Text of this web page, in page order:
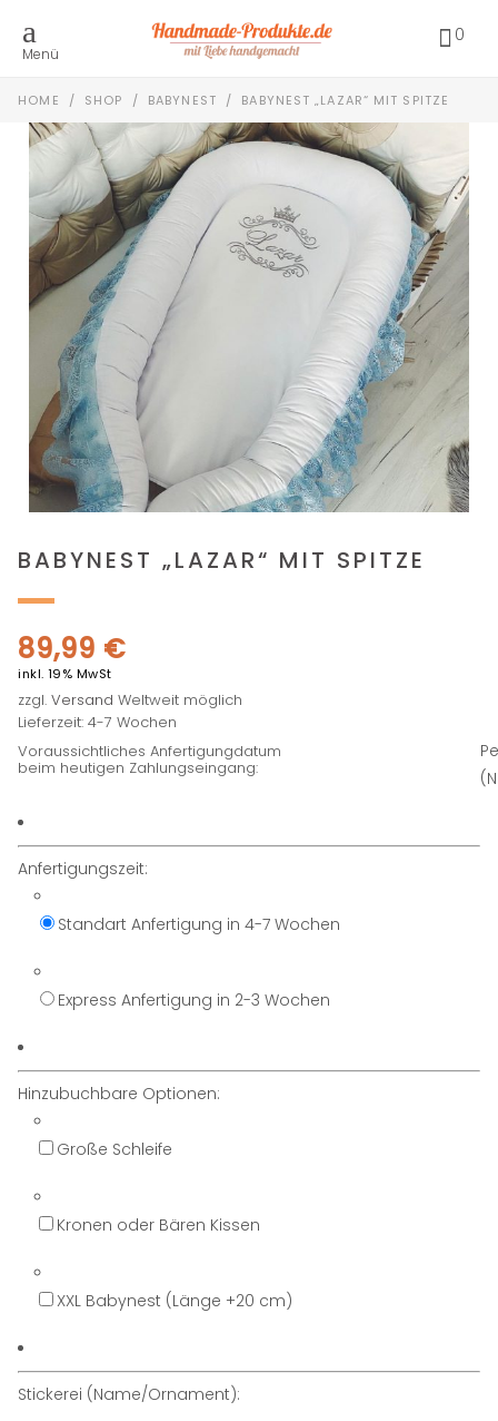
Menü
0
HOME / SHOP / BABYNEST / BABYNEST „LAZAR“ MIT SPITZE
BABYNEST „LAZAR“ MIT SPITZE
89,99 €
inkl. 19% MwSt
zzgl.Versand Weltweit möglich
Lieferzeit: 4-7 Wochen
Voraussichtliches Anfertigungdatum
beim heutigen Zahlungseingang:
Anfertigungszeit:
Standart Anfertigung in 4-7 Wochen
Express Anfertigung in 2-3 Wochen
Hinzubuchbare Optionen:
Große Schleife
Kronen oder Bären Kissen
XXL Babynest (Länge +20 cm)
Stickerei (Name/Ornament):